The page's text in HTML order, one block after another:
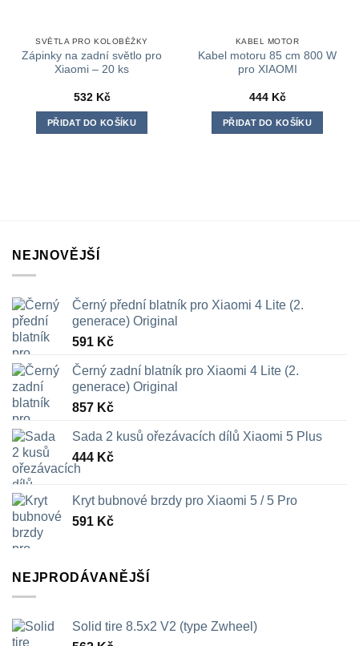
SVĚTLA PRO KOLOBĚŽKY
Zápinky na zadní světlo pro
Xiaomi – 20 ks
532 Kč
PŘIDAT DO KOŠÍKU
KABEL MOTOR
Kabel motoru 85 cm 800 W
pro XIAOMI
444 Kč
PŘIDAT DO KOŠÍKU
NEJNOVĚJŠÍ
Černý přední blatník pro Xiaomi 4 Lite (2.
generace) Original
591 Kč
Černý zadní blatník pro Xiaomi 4 Lite (2.
generace) Original
857 Kč
Sada 2 kusů ořezávacích dílů Xiaomi 5 Plus
444 Kč
Kryt bubnové brzdy pro Xiaomi 5 / 5 Pro
591 Kč
NEJPRODÁVANĚJŠÍ
Solid tire 8.5x2 V2 (type Zwheel)